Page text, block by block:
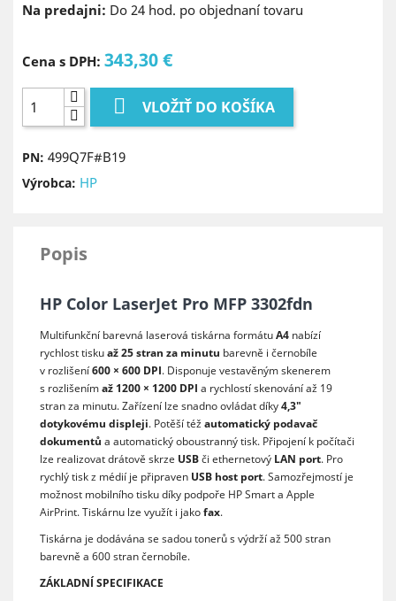
Na predajni: Do 24 hod. po objednaní tovaru
Cena s DPH: 343,30 €
 VLOŽIŤ DO KOŠÍKA
PN: 499Q7F#B19
Výrobca: HP
Popis
HP Color LaserJet Pro MFP 3302fdn
Multifunkční barevná laserová tiskárna formátuA4 nabízí
rychlost tiskuaž 25 stran za minutu barevně i černobíle
v rozlišení600 × 600 DPI. Disponuje vestavěným skenerem
s rozlišenímaž 1200 × 1200 DPI a rychlostí skenování až 19
stran za minutu. Zařízení lze snadno ovládat díky4,3"
dotykovému displeji. Potěší téžautomatický podavač
dokumentů a automatický oboustranný tisk. Připojení k počítači
lze realizovat drátově skrze USBči ethernetový LAN port. Pro
rychlý tisk z médií je připraven USB host port. Samozřejmostí je
možnost mobilního tisku díky podpoře HP Smart a Apple
AirPrint. Tiskárnu lze využít i jakofax.
Tiskárna je dodávána se sadou tonerů s výdrží až 500 stran
barevně a 600 stran černobíle.
ZÁKLADNÍ SPECIFIKACE